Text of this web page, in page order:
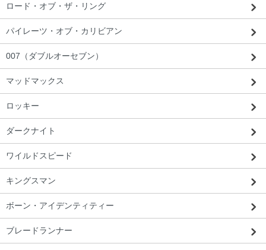
ロード・オブ・ザ・リング
パイレーツ・オブ・カリビアン
007（ダブルオーセブン）
マッドマックス
ロッキー
ダークナイト
ワイルドスピード
キングスマン
ボーン・アイデンティティー
ブレードランナー